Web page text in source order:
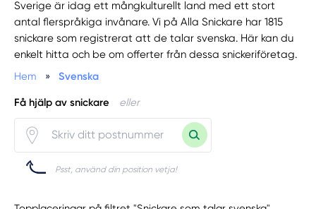
Sverige är idag ett mångkulturellt land med ett stort
antal flerspråkiga invånare. Vi på Alla Snickare har 1815
snickare som registrerat att de talar svenska. Här kan du
enkelt hitta och be om offerter från dessa snickeriföretag.
Hem
» Svenska
Få hjälp av snickare eller
Psst, använd din position vetja!